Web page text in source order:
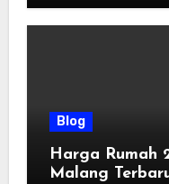
Blog
Harga Rumah
Malang